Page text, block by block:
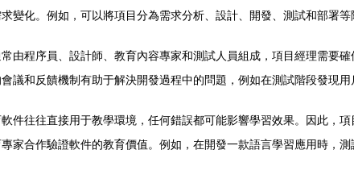
變化。例如，可以將項目分為需求分析、設計、開發、測試和部署等
由程序員、設計師、教育內容專家和測試人員組成，項目經理需要
議和反饋機制有助于解決開發過程中的問題，例如在測試階段發現用
件往往直接用于教學環境，任何錯誤都可能影響學習效果。因此，
家合作驗證軟件的教育價值。例如，在開發一款語言學習應用時，